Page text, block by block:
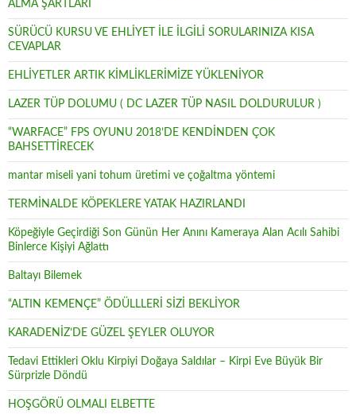
ALMA ŞARTLARI
SÜRÜCÜ KURSU VE EHLİYET İLE İLGİLİ SORULARINIZA KISA
CEVAPLAR
EHLİYETLER ARTIK KİMLİKLERİMİZE YÜKLENİYOR
LAZER TÜP DOLUMU ( DC LAZER TÜP NASIL DOLDURULUR )
“WARFACE” FPS OYUNU 2018’DE KENDİNDEN ÇOK
BAHSETTİRECEK
mantar miseli yani tohum üretimi ve çoğaltma yöntemi
TERMİNALDE KÖPEKLERE YATAK HAZIRLANDI
Köpeğiyle Geçirdiği Son Günün Her Anını Kameraya Alan Acılı Sahibi
Binlerce Kişiyi Ağlattı
Baltayı Bilemek
“ALTIN KEMENÇE” ÖDÜLLLERİ SİZİ BEKLİYOR
KARADENİZ’DE GÜZEL ŞEYLER OLUYOR
Tedavi Ettikleri Oklu Kirpiyi Doğaya Saldılar – Kirpi Eve Büyük Bir
Sürprizle Döndü
HOŞGÖRÜ OLMALI ELBETTE